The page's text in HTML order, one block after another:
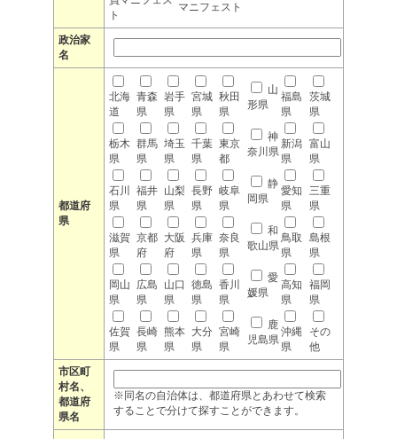
ト
マニフェスト
政治家
名
都道府
県
北海
道
青森
県
岩手
県
宮城
県
秋田
県
山
形県
福島
県
茨城
県
栃木
県
群馬
県
埼玉
県
千葉
県
東京
都
神
奈川県
新潟
県
富山
県
石川
県
福井
県
山梨
県
長野
県
岐阜
県
静
岡県
愛知
県
三重
県
滋賀
県
京都
府
大阪
府
兵庫
県
奈良
県
和
歌山県
鳥取
県
島根
県
岡山
県
広島
県
山口
県
徳島
県
香川
県
愛
媛県
高知
県
福岡
県
佐賀
県
長崎
県
熊本
県
大分
県
宮崎
県
鹿
児島県
沖縄
県
その
他
市区町
村名、
都道府
県名
※同名の自治体は、都道府県とあわせて検索
することで分けて探すことができます。